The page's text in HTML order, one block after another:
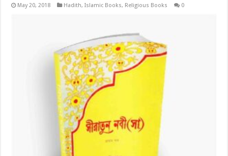
May 20, 2018 Hadith,Islamic Books, Religious Books 0